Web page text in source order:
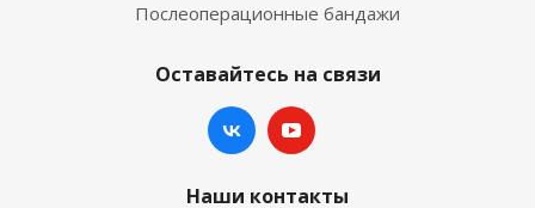
Послеоперационные бандажи
Оставайтесь на связи
Наши контакты